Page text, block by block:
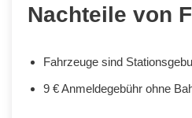
Nachteile von
Fahrzeuge sind
9 € Anmeldegebühr ohne